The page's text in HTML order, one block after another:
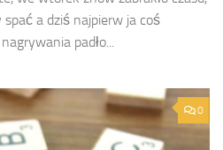
spać a dziś najpierw ja coś
padło...
0